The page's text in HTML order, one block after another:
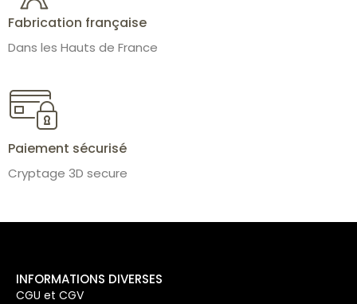
Fabrication française
Dans les Hauts de France
Paiement sécurisé
Cryptage 3D secure
INFORMATIONS DIVERSES
CGU et CGV